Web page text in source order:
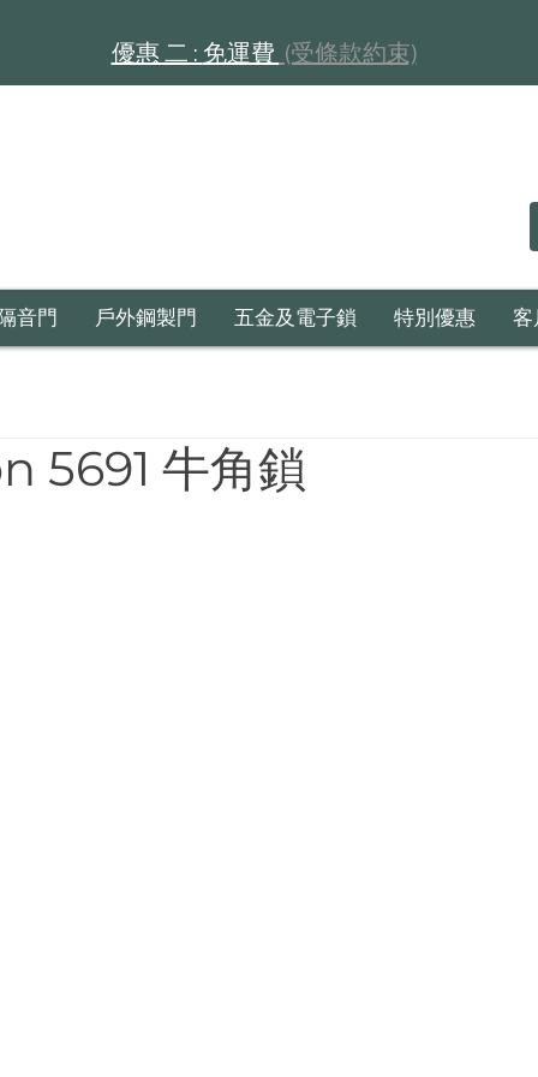
​​優惠 二 : 免運費 (受條款約束)
隔音門 戶外鋼製門 五金及電子鎖 特別優惠 客
5691 牛角鎖